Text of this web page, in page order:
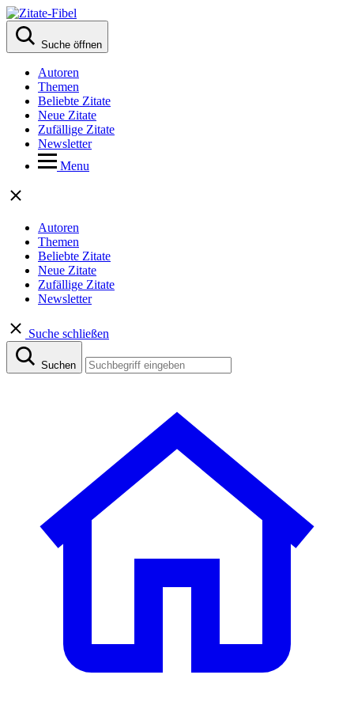
Suche öffnen
Autoren
Themen
Beliebte Zitate
Neue Zitate
Zufällige Zitate
Newsletter
Menu
Autoren
Themen
Beliebte Zitate
Neue Zitate
Zufällige Zitate
Newsletter
Suche schließen
Suchen